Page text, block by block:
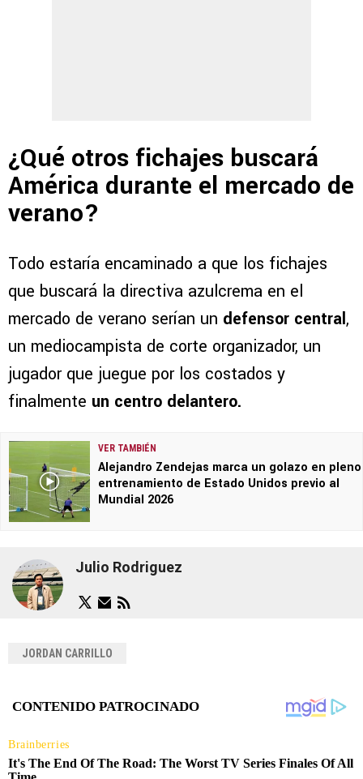
¿Qué otros fichajes buscará
América durante el mercado de
verano?
Todo estaría encaminado a que los fichajes
que buscará la directiva azulcrema en el
mercado de verano serían un defensor central,
un mediocampista de corte organizador, un
jugador que juegue por los costados y
finalmente un centro delantero.
VER TAMBIÉN
Alejandro Zendejas marca un golazo en pleno
entrenamiento de Estado Unidos previo al
Mundial 2026
Julio Rodriguez
JORDAN CARRILLO